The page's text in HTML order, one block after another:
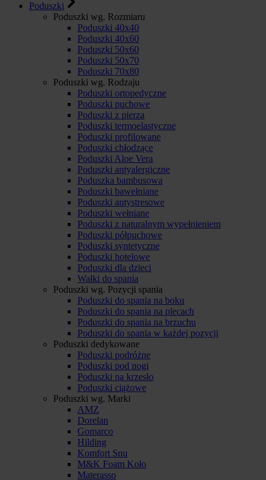
Poduszki
Poduszki wg. Rozmiaru
Poduszki 40x40
Poduszki 40x60
Poduszki 50x60
Poduszki 50x70
Poduszki 70x80
Poduszki wg. Rodzaju
Poduszki ortopedyczne
Poduszki puchowe
Poduszki z pierza
Poduszki termoelastyczne
Poduszki profilowane
Poduszki chłodzące
Poduszki Aloe Vera
Poduszki antyalergiczne
Poduszka bambusowa
Poduszki bawełniane
Poduszki antystresowe
Poduszki wełniane
Poduszki z naturalnym wypełnieniem
Poduszki półpuchowe
Poduszki syntetyczne
Poduszki hotelowe
Poduszki dla dzieci
Wałki do spania
Poduszki wg. Pozycji spania
Poduszki do spania na boku
Poduszki do spania na plecach
Poduszki do spania na brzuchu
Poduszki do spania w każdej pozycji
Poduszki dedykowane
Poduszki podróżne
Poduszki pod nogi
Poduszki na krzesło
Poduszki ciążowe
Poduszki wg. Marki
AMZ
Dorelan
Gomarco
Hilding
Komfort Snu
M&K Foam Koło
Materasso